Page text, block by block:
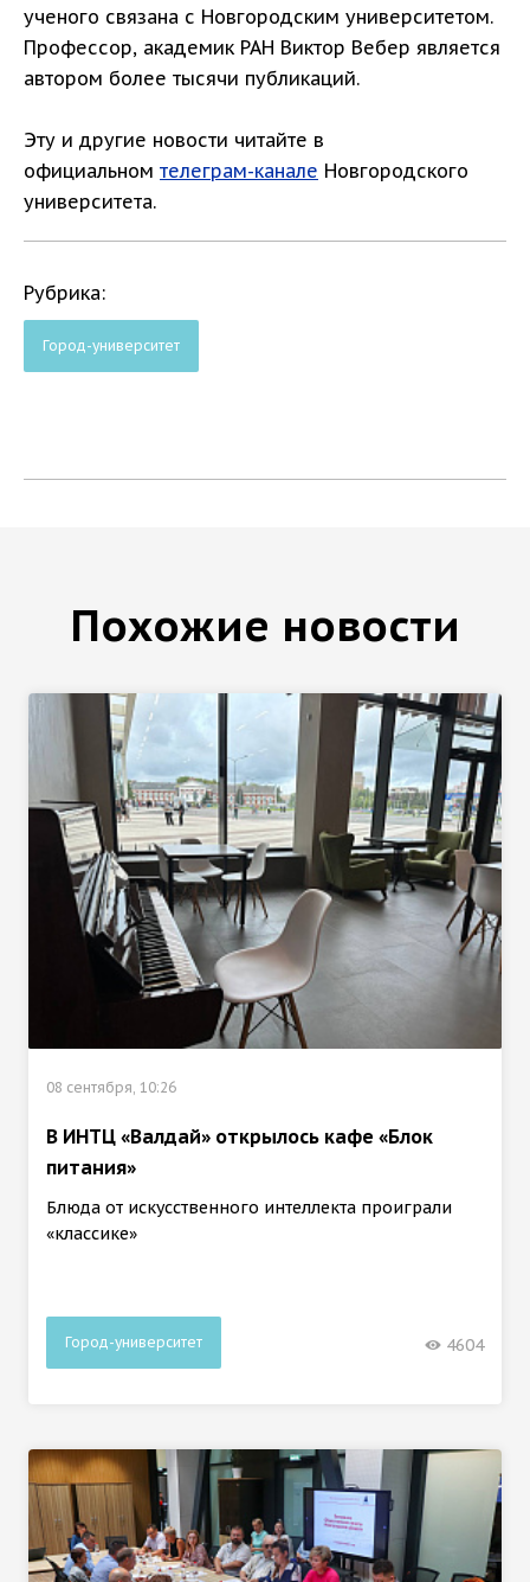
ученого связана с Новгородским университетом.
Профессор, академик РАН Виктор Вебер является
автором более тысячи публикаций.
Эту и другие новости читайте в
официальном телеграм-канале Новгородского
университета.
Рубрика:
Город-университет
Похожие новости
08 сентября, 10:26
В ИНТЦ «Валдай» открылось кафе «Блок
питания»
Блюда от искусственного интеллекта проиграли
«классике»
Город-университет 4604